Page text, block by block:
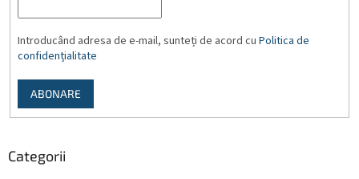
Introducând adresa de e-mail, sunteți de acord cu Politica de
confidențialitate
ABONARE
Categorii